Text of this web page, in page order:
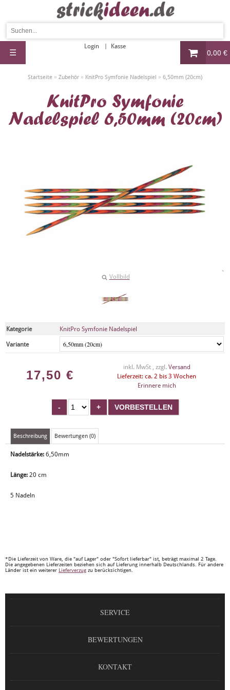
0,00 €
Login Kasse
☰
Startseite » Zubehör » KnitPro Symfonie Nadelspiel » 6,50mm (20cm)
KnitPro Symfonie
Nadelspiel 6,50mm (20cm)
Vollbild
Kategorie KnitPro Symfonie Nadelspiel
Variante
17,50 €
inkl. MwSt , zzgl. Versand
Lieferzeit: ca. 2 bis 3 Wochen
Erinnere mich
Beschreibung Bewertungen (0)
Nadelstärke: 6,50mm
Länge: 20 cm
5 Nadeln
*Die Lieferzeit von Ware, die "auf Lager" oder "Sofort lieferbar" ist, beträgt maximal 2 Tage.
Die angegebenen Lieferzeiten beziehen sich auf Lieferung innerhalb Deutschlands. Für andere
Länder ist ein weiterer Lieferverzug zu berücksichtigen.
SERVICE
BEWERTUNGEN
KONTAKT